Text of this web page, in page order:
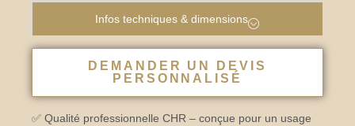
Infos techniques & dimensions
DEMANDER UN DEVIS
PERSONNALISÉ
✅ Qualité professionnelle CHR – conçue pour un usage